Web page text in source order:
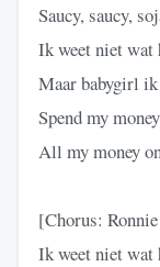
Saucy, saucy,
Ik weet niet wat
Maar babygirl
Spend my
All my money
[Chorus:
Ik weet niet wat